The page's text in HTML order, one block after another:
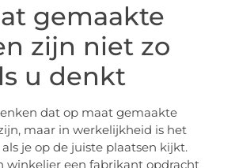
gemaakte
zijn niet zo
u denkt
dat op maat gemaakte
maar in werkelijkheid is het
je op de juiste plaatsen kijkt.
winkelier een fabrikant opdracht